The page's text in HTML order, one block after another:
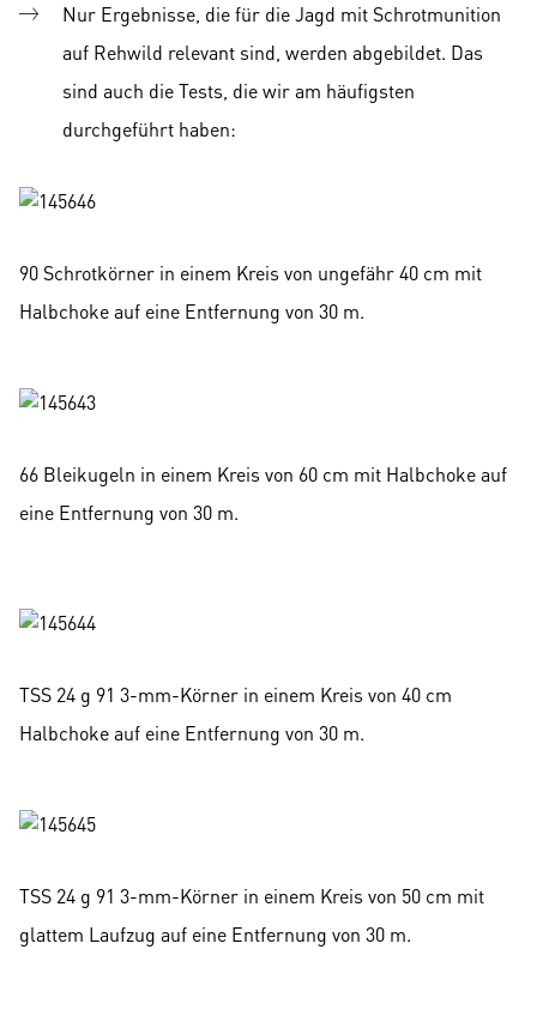
Nur Ergebnisse, die für die Jagd mit Schrotmunition
auf Rehwild relevant sind, werden abgebildet. Das
sind auch die Tests, die wir am häufigsten
durchgeführt haben:
90 Schrotkörner in einem Kreis von ungefähr 40 cm mit
Halbchoke auf eine Entfernung von 30 m.
66 Bleikugeln in einem Kreis von 60 cm mit Halbchoke auf
eine Entfernung von 30 m.
TSS 24 g 91 3-mm-Körner in einem Kreis von 40 cm
Halbchoke auf eine Entfernung von 30 m.
TSS 24 g 91 3-mm-Körner in einem Kreis von 50 cm mit
glattem Laufzug auf eine Entfernung von 30 m.